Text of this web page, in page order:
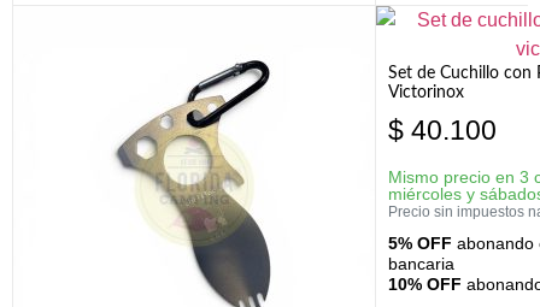
Set de Cuchillo con
Victorinox
$ 40.100
Mismo precio en 3
miércoles y
Precio sin impuestos
5% OFF abonando
bancaria
10% OFF